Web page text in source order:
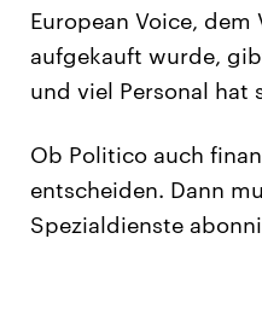
European Voice,
aufgekauft wurde,
und viel Personal hat
Ob Politico auch
entscheiden. Dann
Spezialdienste